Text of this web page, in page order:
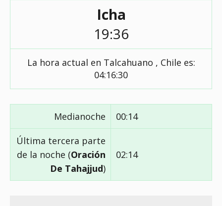
Icha
19:36
La hora actual en Talcahuano , Chile es:
04:16:31
Medianoche 00:14
Última tercera parte
de la noche (Oración
De Tahajjud)
02:14